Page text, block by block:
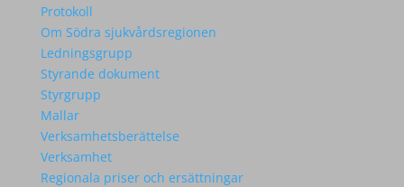
Protokoll
Om Södra sjukvårdsregionen
Ledningsgrupp
Styrande dokument
Styrgrupp
Mallar
Verksamhetsberättelse
Verksamhet
Regionala priser och ersättningar